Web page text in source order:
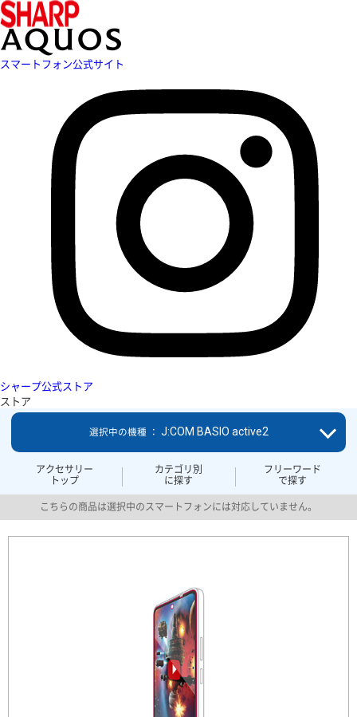
スマートフォン公式サイト
シャープ公式ストア
ストア
アクセサリー
トップ
カテゴリ別
に探す
フリーワード
で探す
選択中の機種 ： J:COM BASIO active2
こちらの商品は選択中のスマートフォンには対応していません。